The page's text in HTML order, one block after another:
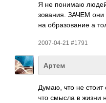
Я не понимаю
зова­ния. ЗАЧЕМ они
на обра­зова­ние а
2007-04-21 #1791
Артем
Думаю, что не стоит
что смысла в жизни